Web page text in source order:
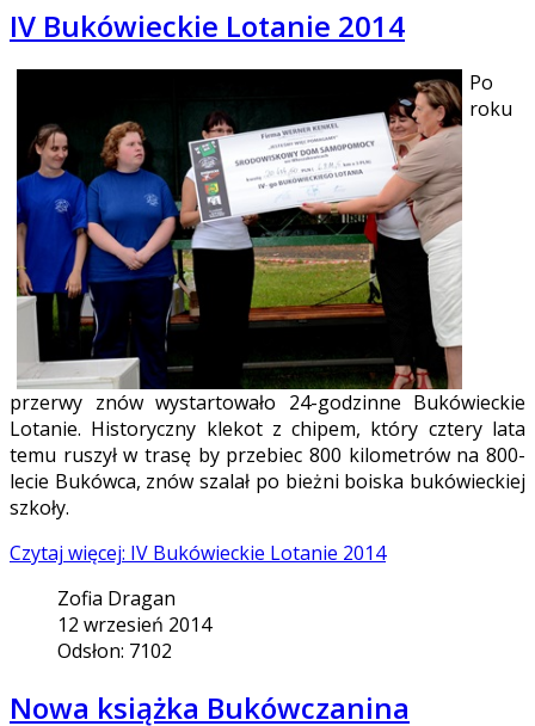
IV Bukówieckie Lotanie 2014
Po
roku
przerwy znów wystartowało 24-godzinne Bukówieckie
Lotanie. Historyczny klekot z chipem, który cztery lata
temu ruszył w trasę by przebiec 800 kilometrów na 800-
lecie Bukówca, znów szalał po bieżni boiska bukówieckiej
szkoły.
Czytaj więcej: IV Bukówieckie Lotanie 2014
Zofia Dragan
12 wrzesień 2014
Odsłon: 7102
Nowa książka Bukówczanina